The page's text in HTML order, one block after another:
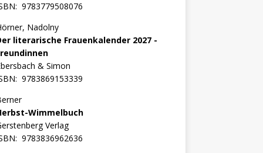
9783779508076
Nadolny
literarische Frauenkalender 2027 -
& Simon
9783869153339
Wimmelbuch
Verlag
9783836962636